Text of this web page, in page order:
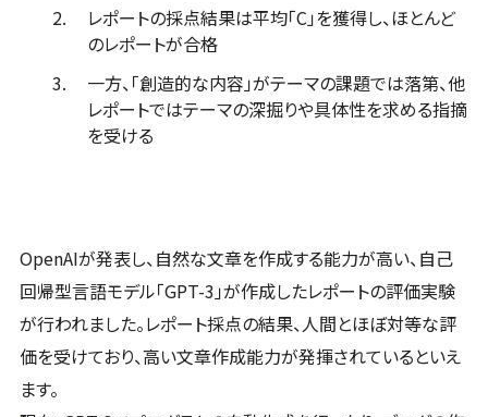
レポートの採点結果は平均「C」を獲得し、ほとんど
のレポートが合格
一方、「創造的な内容」がテーマの課題では落第、他
レポートではテーマの深掘りや具体性を求める指摘
を受ける
OpenAIが発表し、自然な文章を作成する能力が高い、自己
回帰型言語モデル「GPT-3」が作成したレポートの評価実験
が行われました。レポート採点の結果、人間とほぼ対等な評
価を受けており、高い文章作成能力が発揮されているといえ
ます。